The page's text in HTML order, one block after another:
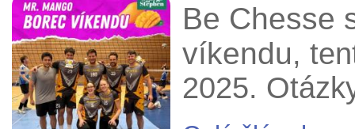
Be Chesse
víkendu,
2025.